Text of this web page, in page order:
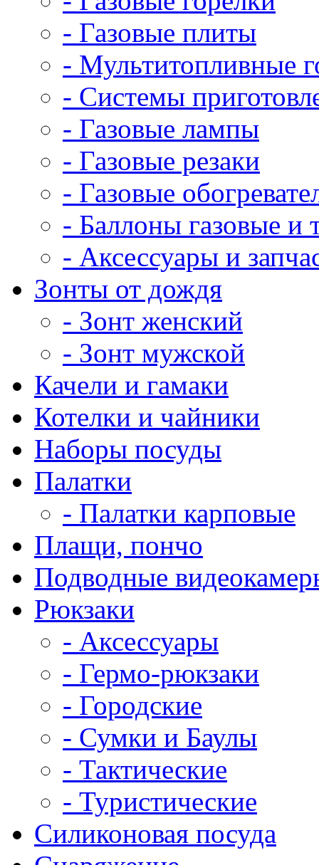
- Газовые плиты
- Мультитопливные
- Системы
- Газовые лампы
- Газовые резаки
- Газовые
- Баллоны газовые и
- Аксессуары и
Зонты от дождя
- Зонт женский
- Зонт мужской
Качели и гамаки
Котелки и чайники
Наборы посуды
Палатки
- Палатки карповые
Плащи, пончо
Подводные
Рюкзаки
- Аксессуары
- Гермо-рюкзаки
- Городские
- Сумки и Баулы
- Тактические
- Туристические
Силиконовая посуда